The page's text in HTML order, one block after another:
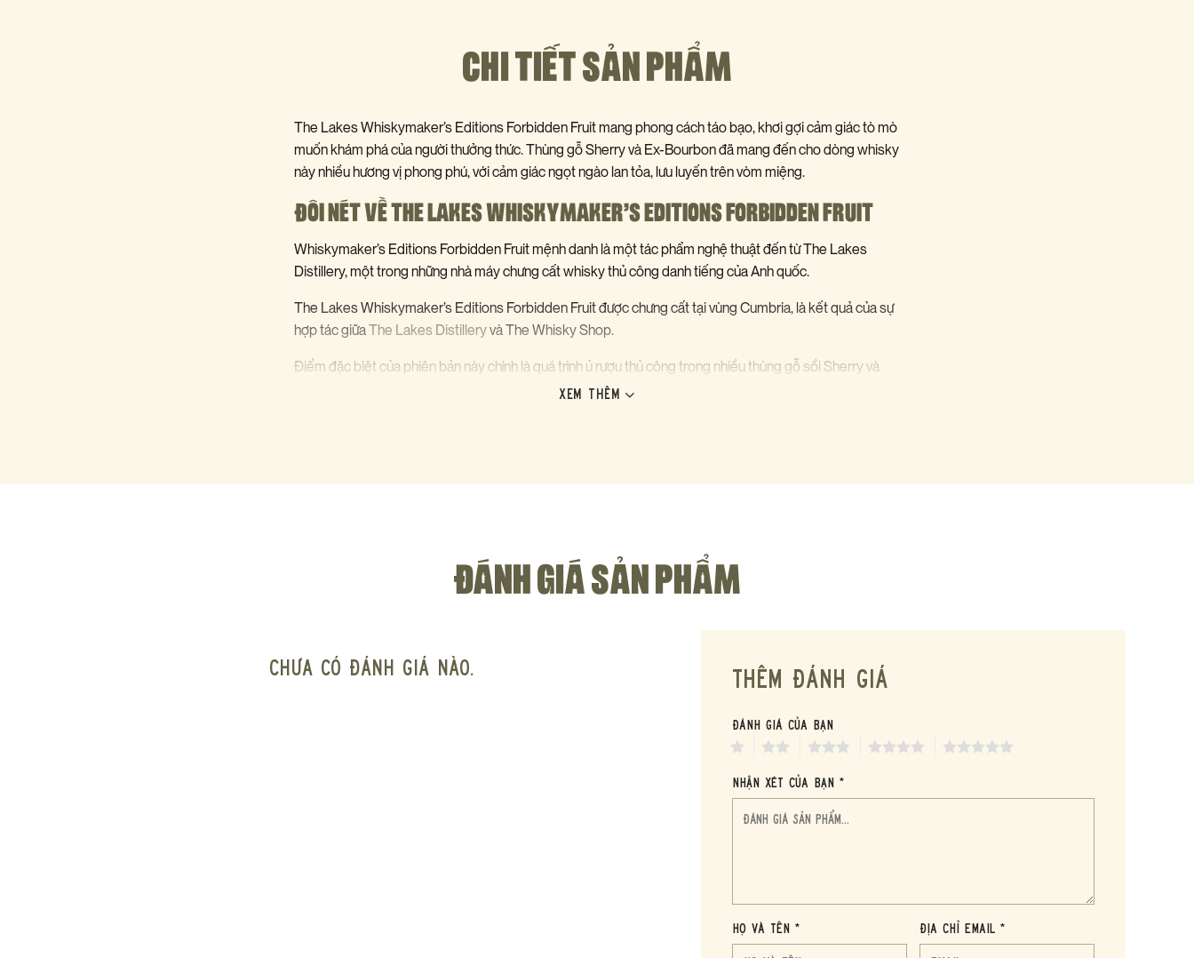
CHI TIẾT SẢN PHẨM
The Lakes Whiskymaker’s Editions Forbidden Fruit mang phong cách táo bạo, khơi gợi cảm giác tò mò
muốn khám phá của người thưởng thức. Thùng gỗ Sherry và Ex-Bourbon đã mang đến cho dòng whisky
này nhiều hương vị phong phú, với cảm giác ngọt ngào lan tỏa, lưu luyến trên vòm miệng.
ĐÔI NÉT VỀ THE LAKES WHISKYMAKER’S EDITIONS FORBIDDEN FRUIT
Whiskymaker’s Editions Forbidden Fruit mệnh danh là một tác phẩm nghệ thuật đến từ The Lakes
Distillery, một trong những nhà máy chưng cất whisky thủ công danh tiếng của Anh quốc.
The Lakes Whiskymaker’s Editions Forbidden Fruit được chưng cất tại vùng Cumbria, là kết quả của sự
hợp tác giữaThe Lakes Distilleryvà The Whisky Shop.
Điểm đặc biệt của phiên bản này chính là quá trình ủ rượu thủ công trong nhiều thùng gỗ sồi Sherry và
Bourbon cũ, sau đó đóng chai và có mức nồng độ 46.6% ABV, hoàn toàn không lọc lạnh và không sử
Lấy cảm hứng từ hình tượng “trái cấm” trong thần thoại và văn hóa phương Tây, whisky Forbidden Fruit
XEM THÊM
ĐÁNH GIÁ SẢN PHẨM
Chưa có đánh giá nào. THÊM ĐÁNH GIÁ
Đánh giá của bạn
Nhận xét của bạn *
Họ và tên * Địa chỉ Email *